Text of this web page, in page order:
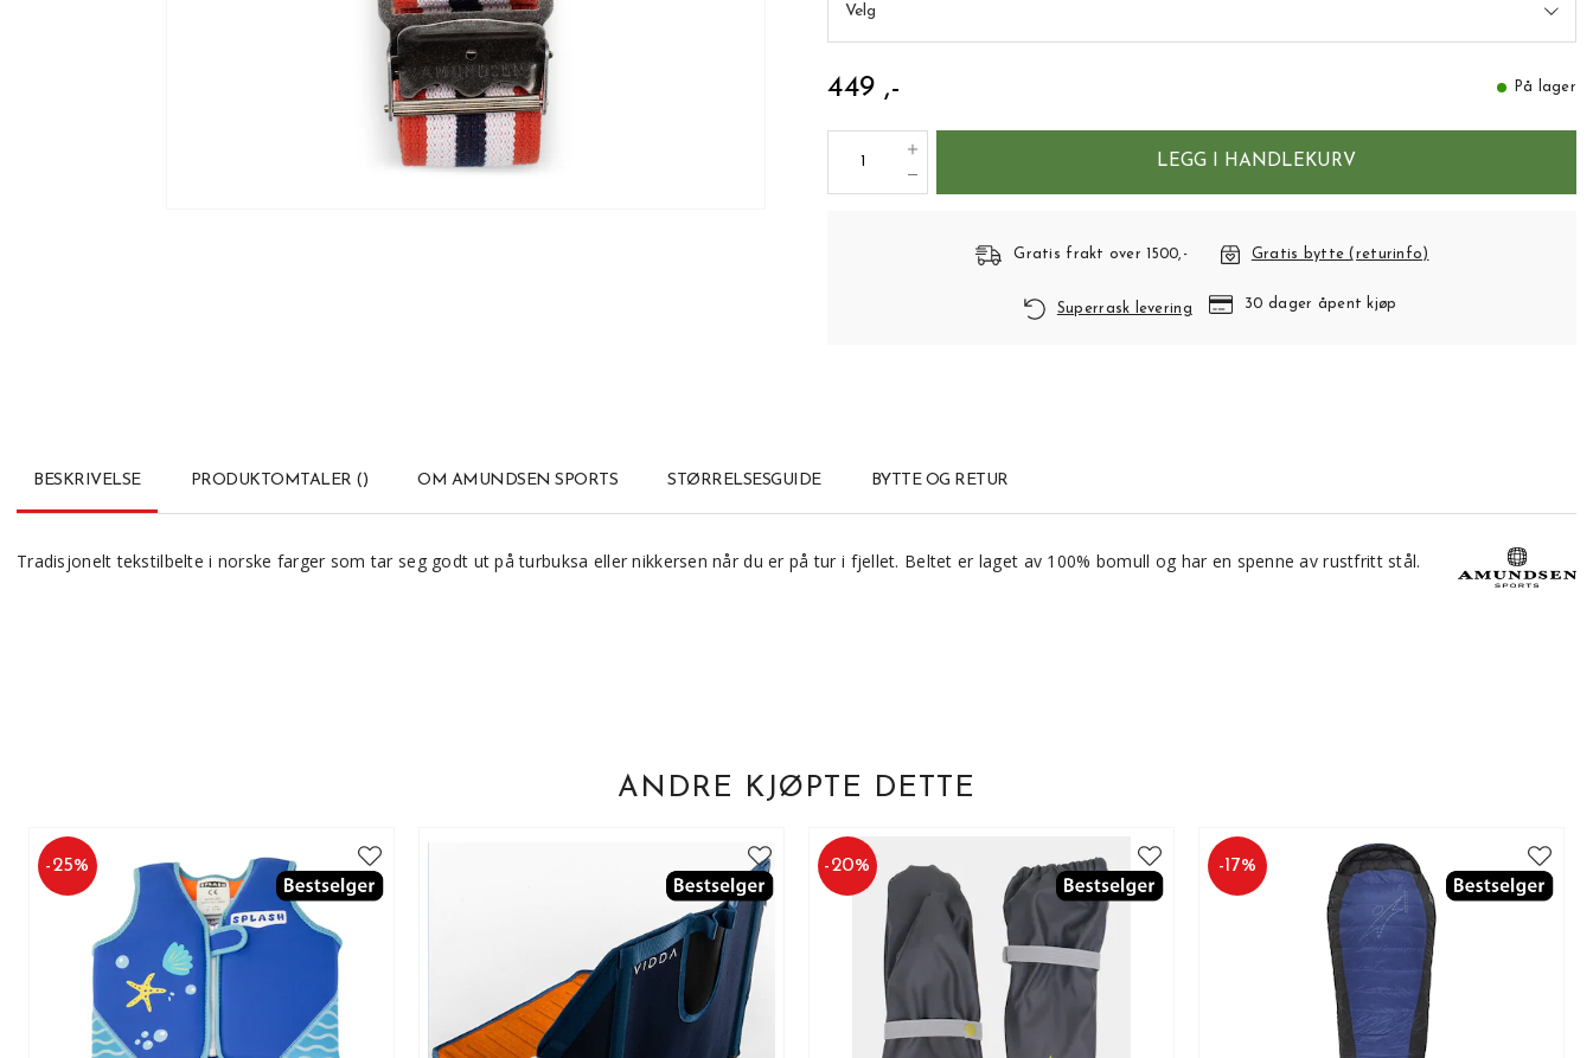
Velg
449 ,- På lager
LEGG I HANDLEKURV
Gratis frakt over 1500,- Gratis bytte (returinfo)
Superrask levering 30 dager åpent kjøp
BESKRIVELSE PRODUKTOMTALER () OM AMUNDSEN SPORTS STØRRELSESGUIDE BYTTE OG RETUR
Tradisjonelt tekstilbelte i norske farger som tar seg godt ut på turbuksa eller nikkersen når du er på tur i fjellet. Beltet er laget av 100% bomull og har en spenne av rustfritt stål.
ANDRE KJØPTE DETTE
-25% -20% -17%